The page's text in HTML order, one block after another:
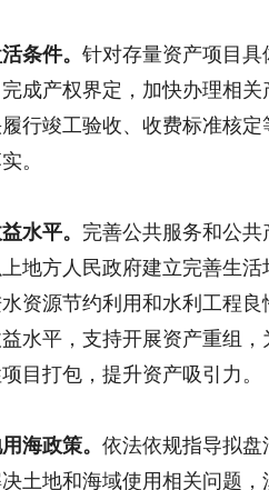
条件。 针对存量资产项目具
成产权界定，加快办理相
行竣工验收、收费标准核
。
水平。 完善公共服务和公
地方人民政府建立完善生
资源节约利用和水利工程
水平，支持开展资产重组
目打包，提升资产吸引力。
海政策。 依法依规指导拟
土地和海域使用相关问题